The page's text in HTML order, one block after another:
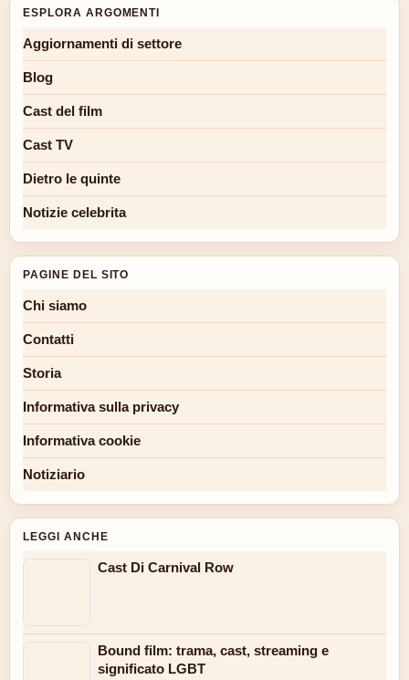
ESPLORA ARGOMENTI
Aggiornamenti di settore
Blog
Cast del film
Cast TV
Dietro le quinte
Notizie celebrita
PAGINE DEL SITO
Chi siamo
Contatti
Storia
Informativa sulla privacy
Informativa cookie
Notiziario
LEGGI ANCHE
Cast Di Carnival Row
Bound film: trama, cast, streaming e
significato LGBT